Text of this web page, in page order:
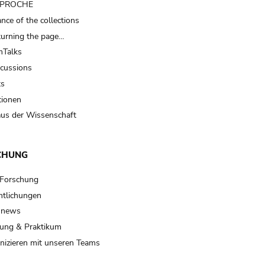
of the collections
the page…
der Wissenschaft
& Praktikum
mit unseren Teams